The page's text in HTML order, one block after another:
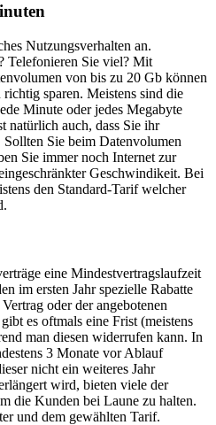
Nutzungsverhalten an.
Telefonieren Sie viel? Mit
von bis zu 20 Gb können
sparen. Meistens sind die
Minute oder jedes Megabyte
natürlich auch, dass Sie ihr
Sie beim Datenvolumen
Sie immer noch Internet zur
Geschwindikeit. Bei
den Standard-Tarif welcher
eine Mindestvertragslaufzeit
im ersten Jahr spezielle Rabatte
oder der angebotenen
es oftmals eine Frist (meistens
man diesen widerrufen kann. In
3 Monate vor Ablauf
nicht ein weiteres Jahr
wird, bieten viele der
die Kunden bei Laune zu halten.
und dem gewählten Tarif.